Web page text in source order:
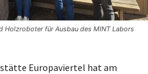
Holzroboter für Ausbau des MINT Labors
Europaviertel hat am